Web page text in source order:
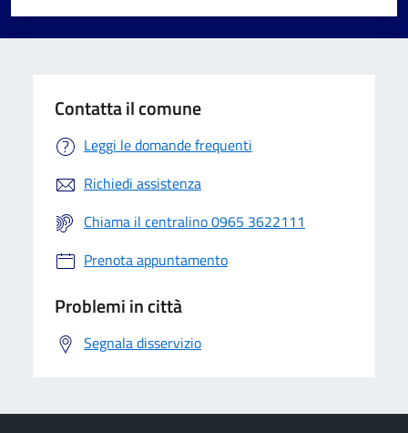
Valuta 5 stelle su 5
Valuta 4 stelle su 5
Valuta 3 stelle su 5
Valuta 2 stelle su 5
Valuta 1 stelle su 5
Contatta il comune
Leggi le domande frequenti
Richiedi assistenza
Chiama il centralino 0965 3622111
Prenota appuntamento
Problemi in città
Segnala disservizio